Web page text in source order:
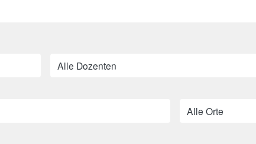
Alle Dozenten
Alle Orte